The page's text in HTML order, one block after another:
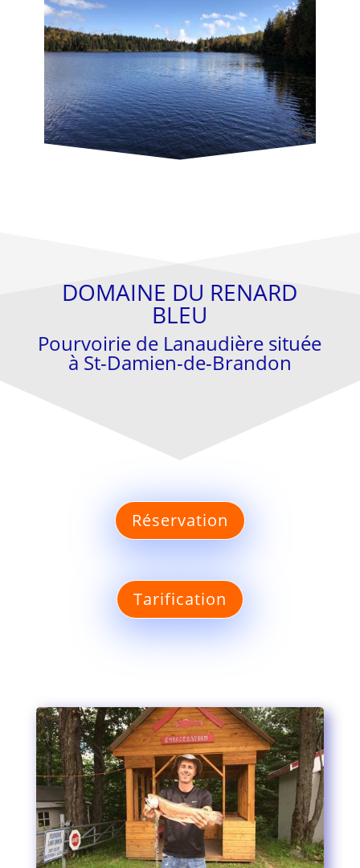
DOMAINE DU RENARD
BLEU
Pourvoirie de Lanaudière située
à St-Damien-de-Brandon
Réservation
Tarification